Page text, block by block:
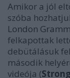
Amikor a jól
szóba
London
felkapottak
debütálásuk
második
videója (